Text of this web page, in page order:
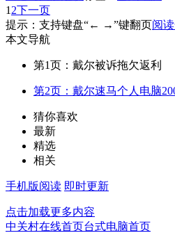
1 2下一页
提示：支持键盘“← →”键翻页阅
本文导航
第1页：戴尔被诉拖欠返利
第2页：戴尔速马个人电脑
猜你喜欢
最新
精选
相关
手机版阅读 即时更新
点击加载更多内容
中关村在线首页台式电脑首页